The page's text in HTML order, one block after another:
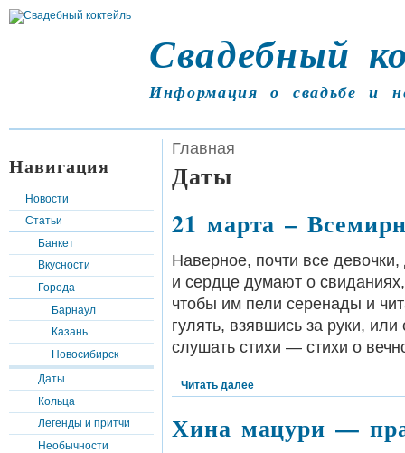
Свадебный
Информация о свадьбе и
Навигация
Новости
Статьи
Банкет
Вкусности
Города
Барнаул
Казань
Новосибирск
Даты
Кольца
Легенды и притчи
Необычности
Главная
Даты
21 марта –
Наверное, почти все
и сердце думают о
чтобы им пели серенады и
гулять, взявшись за руки,
слушать стихи — стихи о
Читать далее
Хина мацури —